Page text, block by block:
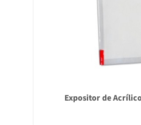
Expositor de